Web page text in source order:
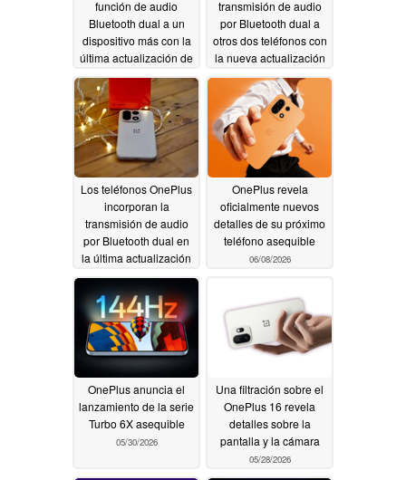
función de audio
Bluetooth dual a un
dispositivo más con la
última actualización de
OxygenOS07/23/2026
transmisión de audio
por Bluetooth dual a
otros dos teléfonos con
la nueva actualización
de OxygenOS06/26/2026
Los teléfonos OnePlus
incorporan la
transmisión de audio
por Bluetooth dual en
la última actualización
de OxygenOS06/20/2026
OnePlus revela
oficialmente nuevos
detalles de su próximo
teléfono asequible
06/08/2026
OnePlus anuncia el
lanzamiento de la serie
Turbo 6X asequible
05/30/2026
Una filtración sobre el
OnePlus 16 revela
detalles sobre la
pantalla y la cámara
05/28/2026